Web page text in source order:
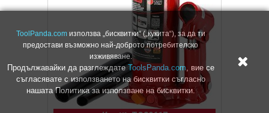
ToolPanda.comизползва „бисквитки“ („кукита“), за да ти
предостави възможно най-доброто потребителско
изживяване.
Продължавайки да разглеждатеToolsPanda.com, вие се
съгласявате с използването на бисквитки съгласно
нашата Политика за използване на бисквитки.